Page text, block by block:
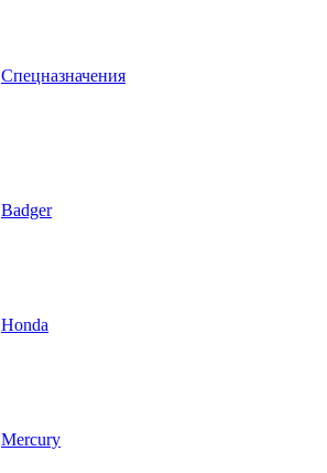
Спецназначения
Badger
Honda
Mercury